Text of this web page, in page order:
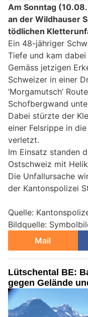
Am Sonntag
an der Wildhauser
tödlichen
Ein 48-jähriger
Tiefe und kam dabei
Gemäss jetzigen
Schweizer in einer
‘Morgamutsch’
Schofbergwand
Dabei stürzte der
einer Felsrippe in
verletzt.
Im Einsatz standen
Ostschweiz mit
Die Unfallursache
der Kantonspolizei
Quelle:
Bildquelle:
Mail
Lütschental BE:
gegen Gelände